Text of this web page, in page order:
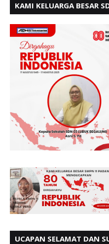
KAMI KELUARGA BESAR
UCAPAN SELAMAT DAN